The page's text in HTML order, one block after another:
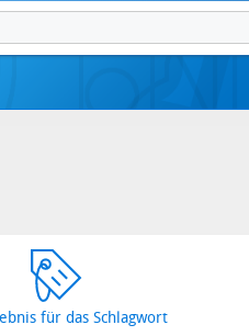
für das Schlagwort